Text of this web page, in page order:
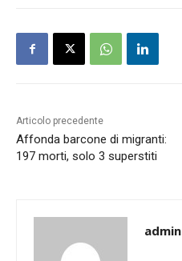
Articolo precedente
Affonda barcone di migranti:
197 morti, solo 3 superstiti
admin